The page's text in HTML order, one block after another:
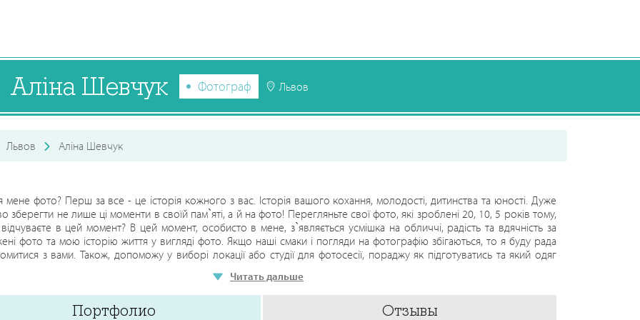
Аліна Шевчук Фотограф Львов
Львов Аліна Шевчук
фото? Перш за все - це історія кожного з вас. Історія вашого кохання, молодості, дитинства та юності. Дуже
зберегти не лише ці моменти в своїй пам`яті, а й на фото! Перегляньте свої фото, які зроблені 20, 10, 5 років тому,
в цей момент? В цей момент, особисто в мене, з`являється усмішка на обличчі, радість та вдячність за
фото та мою історію життя у вигляді фото. Якщо наші смаки і погляди на фотографію збігаються, то я буду рада
з вами. Також, допоможу у виборі локації або студії для фотосесії, пораджу як підготуватись та який одяг
та режисером. Якщо ви вмієте бачити прекрасне в дрібницях і готові разом створювати казку, напишіть мені
- і ми почнемо творити магію!
Читать дальше
Портфолио Отзывы